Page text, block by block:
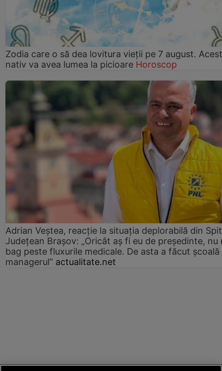
Zodia care o să dea lovitura vieții pe 7 august. Acest
nativ va avea lumea la picioare Horoscop
Adrian Veștea, reacție la situația deplorabilă din
Județean Brașov: „Oricât aș fi eu de președinte, nu
bag peste fluxurile medicale. De asta a făcut școală
managerul” actualitate.net